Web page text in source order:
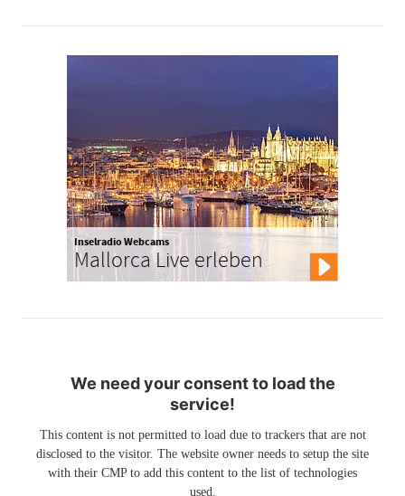
Inselradio Webcams
Mallorca Live erleben
We need your consent to load the
service!
This content is not permitted to load due to trackers that are not
disclosed to the visitor. The website owner needs to setup the site
with their CMP to add this content to the list of technologies
used.